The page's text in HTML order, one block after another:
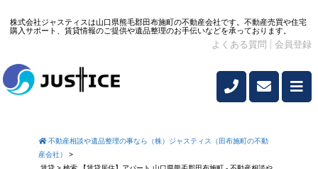
株式会社ジャスティスは山口県熊毛郡田布施町の不動産会社です。不動産売買や住宅
購入サポート、賃貸情報のご提供や遺品整理のお手伝いなどを承っております。
よくある質問 会員登録
不動産相談や遺品整理の事なら（株）ジャスティス（田布施町の不動
産会社）
>